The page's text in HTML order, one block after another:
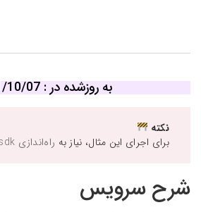
به روزشده در : 1401/10/07
نکته
برای اجرای این مثال، نیاز به راه‌اندازی sdk سرویس
شرح سرویس